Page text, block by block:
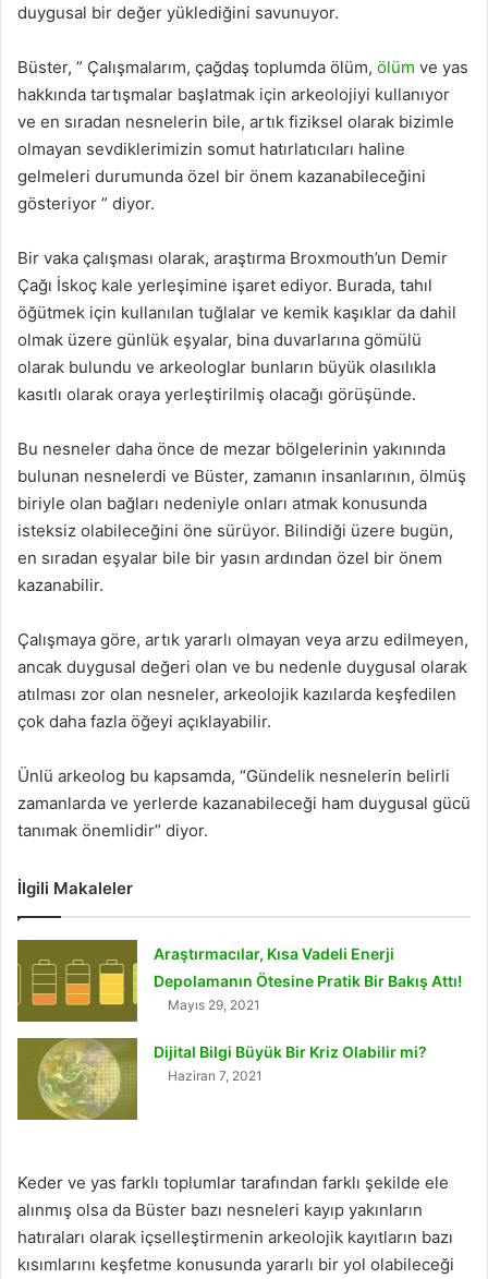
duygusal bir değer yüklediğini savunuyor.
Büster, ” Çalışmalarım, çağdaş toplumda ölüm, ölüm ve yas
hakkında tartışmalar başlatmak için arkeolojiyi kullanıyor
ve en sıradan nesnelerin bile, artık fiziksel olarak bizimle
olmayan sevdiklerimizin somut hatırlatıcıları haline
gelmeleri durumunda özel bir önem kazanabileceğini
gösteriyor ” diyor.
Bir vaka çalışması olarak, araştırma Broxmouth’un Demir
Çağı İskoç kale yerleşimine işaret ediyor. Burada, tahıl
öğütmek için kullanılan tuğlalar ve kemik kaşıklar da dahil
olmak üzere günlük eşyalar, bina duvarlarına gömülü
olarak bulundu ve arkeologlar bunların büyük olasılıkla
kasıtlı olarak oraya yerleştirilmiş olacağı görüşünde.
Bu nesneler daha önce de mezar bölgelerinin yakınında
bulunan nesnelerdi ve Büster, zamanın insanlarının, ölmüş
biriyle olan bağları nedeniyle onları atmak konusunda
isteksiz olabileceğini öne sürüyor. Bilindiği üzere bugün,
en sıradan eşyalar bile bir yasın ardından özel bir önem
kazanabilir.
Çalışmaya göre, artık yararlı olmayan veya arzu edilmeyen,
ancak duygusal değeri olan ve bu nedenle duygusal olarak
atılması zor olan nesneler, arkeolojik kazılarda keşfedilen
çok daha fazla öğeyi açıklayabilir.
Ünlü arkeolog bu kapsamda, “Gündelik nesnelerin belirli
zamanlarda ve yerlerde kazanabileceği ham duygusal gücü
tanımak önemlidir” diyor.
İlgili Makaleler
Araştırmacılar, Kısa Vadeli Enerji
Depolamanın Ötesine Pratik Bir Bakış Attı!
Mayıs 29, 2021
Dijital Bilgi Büyük Bir Kriz Olabilir mi?
Haziran 7, 2021
Keder ve yas farklı toplumlar tarafından farklı şekilde ele
alınmış olsa da Büster bazı nesneleri kayıp yakınların
hatıraları olarak içselleştirmenin arkeolojik kayıtların bazı
kısımlarını keşfetme konusunda yararlı bir yol olabileceği